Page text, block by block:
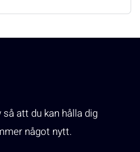
att du kan hålla dig
något nytt.